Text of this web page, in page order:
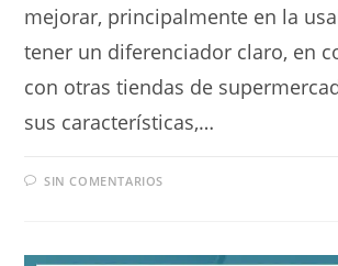
mejorar, principalmente en la
tener un diferenciador claro, en
con otras tiendas de
sus características,…
SIN COMENTARIOS